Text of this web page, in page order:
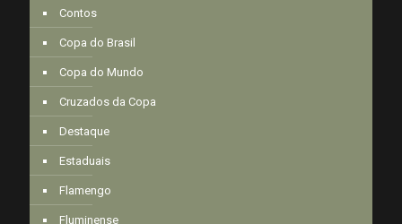
Contos
Copa do Brasil
Copa do Mundo
Cruzados da Copa
Destaque
Estaduais
Flamengo
Fluminense